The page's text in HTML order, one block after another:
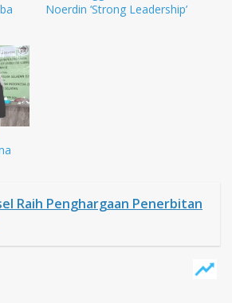
Noerdin ‘Strong Leadership’
Raih Penghargaan Penerbitan